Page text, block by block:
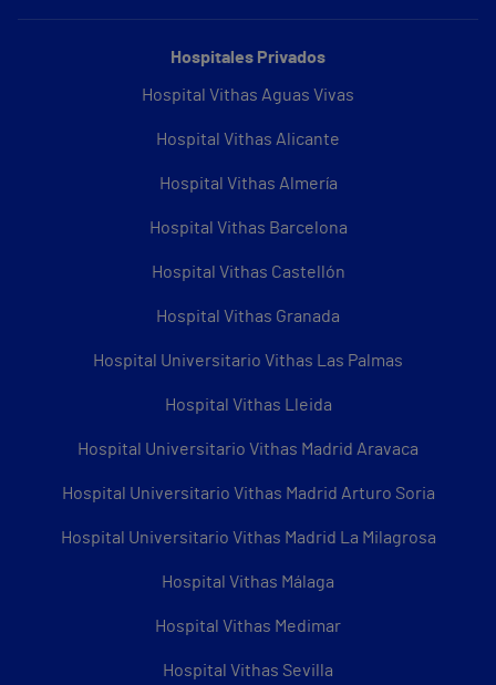
Hospitales Privados
Hospital Vithas Aguas Vivas
Hospital Vithas Alicante
Hospital Vithas Almería
Hospital Vithas Barcelona
Hospital Vithas Castellón
Hospital Vithas Granada
Hospital Universitario Vithas Las Palmas
Hospital Vithas Lleida
Hospital Universitario Vithas Madrid Aravaca
Hospital Universitario Vithas Madrid Arturo Soria
Hospital Universitario Vithas Madrid La Milagrosa
Hospital Vithas Málaga
Hospital Vithas Medimar
Hospital Vithas Sevilla